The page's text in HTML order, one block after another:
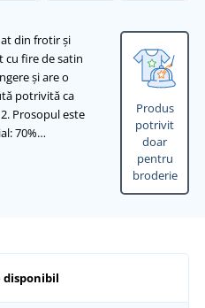
din frotir și
cu fire de satin
și are o
potrivită ca
Prosopul este
70%…
Produs
potrivit
doar
pentru
broderie
disponibil